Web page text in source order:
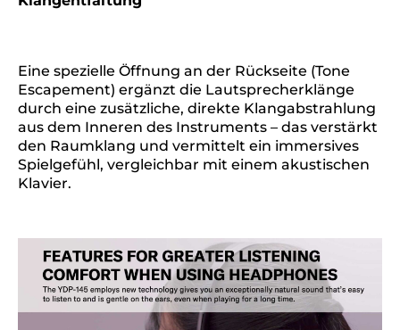
Eine spezielle Öffnung an der Rückseite (Tone
Escapement) ergänzt die Lautsprecherklänge
durch eine zusätzliche, direkte Klangabstrahlung
aus dem Inneren des Instruments – das verstärkt
den Raumklang und vermittelt ein immersives
Spielgefühl, vergleichbar mit einem akustischen
Klavier.